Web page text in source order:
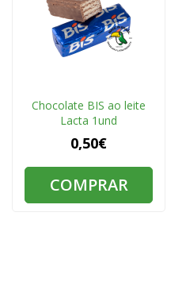
Chocolate BIS ao leite
Lacta 1und
0,50€
COMPRAR